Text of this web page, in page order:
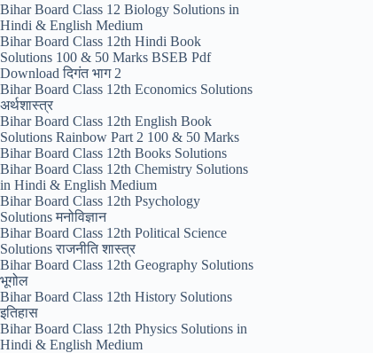
Bihar Board Class 12 Biology Solutions in
Hindi & English Medium
Bihar Board Class 12th Hindi Book
Solutions 100 & 50 Marks BSEB Pdf
Download दिगंत भाग 2
Bihar Board Class 12th Economics Solutions
अर्थशास्त्र
Bihar Board Class 12th English Book
Solutions Rainbow Part 2 100 & 50 Marks
Bihar Board Class 12th Books Solutions
Bihar Board Class 12th Chemistry Solutions
in Hindi & English Medium
Bihar Board Class 12th Psychology
Solutions मनोविज्ञान
Bihar Board Class 12th Political Science
Solutions राजनीति शास्त्र
Bihar Board Class 12th Geography Solutions
भूगोल
Bihar Board Class 12th History Solutions
इतिहास
Bihar Board Class 12th Physics Solutions in
Hindi & English Medium